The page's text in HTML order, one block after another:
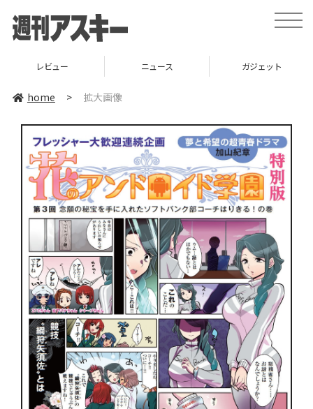
toggle
レビュー ニュース ガジェット
home > 拡大画像